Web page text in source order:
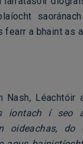
a bhaint as
Léachtóir
iontach í seo a
oideachas, do